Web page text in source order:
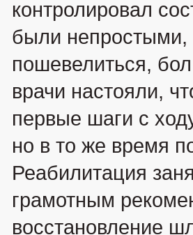
контролировал
были непростыми,
пошевелиться,
врачи настояли,
первые шаги с
но в то же время
Реабилитация
грамотным
восстановление